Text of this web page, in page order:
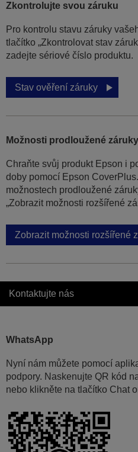
Zkontrolujte svou záruku
Pro kontrolu stavu záruky
tlačítko „Zkontrolovat stav
zadejte sériové číslo produktu.
Stav ověření záruky
Možnosti prodloužené
Chraňte svůj produkt Epson i
doby pomocí Epson
možnostech prodloužené
„Zobrazit možnosti rozšířené
Zobrazit možnosti rozšířené
Kontaktujte nás
WhatsApp
Nyní nám můžete pomocí
podpory. Naskenujte QR kód
nebo klikněte na tlačítko Chat